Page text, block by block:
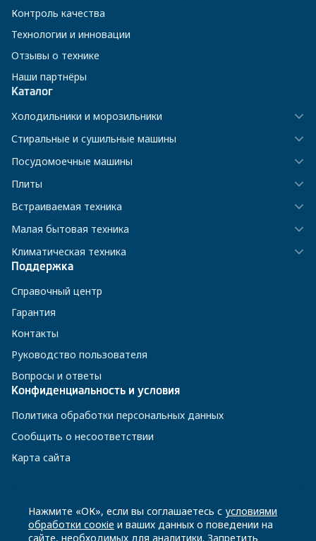
Контроль качества
Технологии и инновации
Отзывы о технике
Наши партнёры
Каталог
Холодильники и морозильники
Стиральные и сушильные машины
Посудомоечные машины
Плиты
Встраиваемая техника
Малая бытовая техника
Климатическая техника
Поддержка
Справочный центр
Гарантия
Контакты
Руководство пользователя
Вопросы и ответы
Конфиденциальность и условия
Политика обработки персональных данных
Сообщить о несоответствии
Карта сайта
8 800 200-23-56
Нажмите «ОК», если вы соглашаетесь с условиями
обработки соокіе и ваших данных о поведении на
сайте, необходимых для аналитики. Запретить